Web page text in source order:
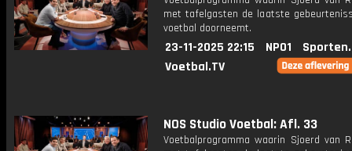
met tafelgasten de laatste
voetbal doorneemt.
23-11-2025 22:15 NPO1
Voetbal.TV
NOS Studio Voetbal: Afl. 33
Voetbalprogramma waarin Sjoerd van